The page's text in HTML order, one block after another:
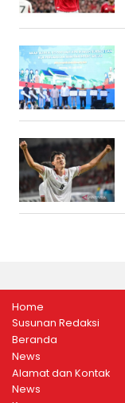
Home
Susunan Redaksi
Beranda
News
Alamat dan Kontak
News